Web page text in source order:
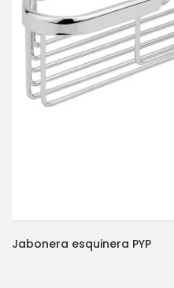
Jabonera esquinera PYP